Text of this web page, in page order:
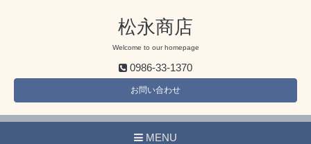
松永商店
Welcome to our homepage
0986-33-1370
お問い合わせ
MENU